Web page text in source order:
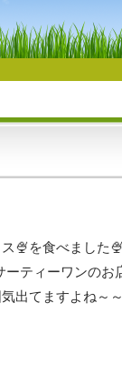
🍨を食べました
ーティーワンの
出てますよね～